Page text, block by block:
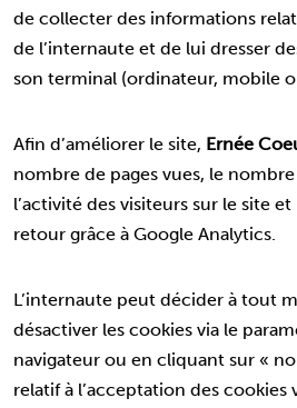
de collecter des informations
de l’internaute et de lui dresser
son terminal (ordinateur, mobile
Afin d’améliorer le site, Ernée
nombre de pages vues, le
l’activité des visiteurs sur le site
retour grâce à Google Analytics.
L’internaute peut décider à tout
désactiver les cookies via le
navigateur ou en cliquant sur «
relatif à l’acceptation des cookies